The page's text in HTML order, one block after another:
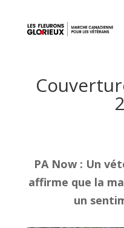
PA Now : Un
affirme que la
un